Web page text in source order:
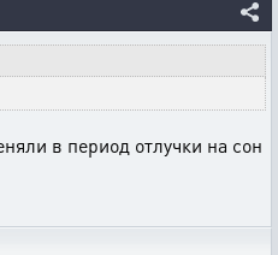
в период отлучки на сон